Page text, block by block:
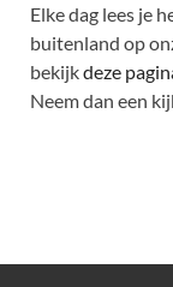
Elke dag lees je
buitenland op
bekijkdeze
Neem dan een